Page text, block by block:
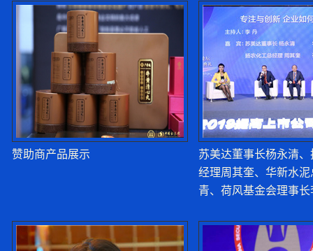
赞助商产品展示
苏美达董事长杨永清
经理周其奎、华新水泥
青、荷风基金会理事